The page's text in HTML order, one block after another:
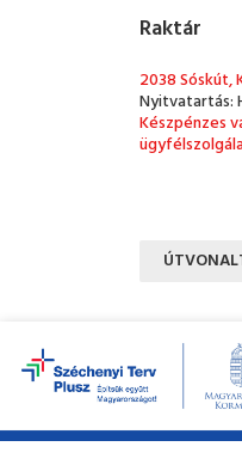
Raktár
2038 Sóskút,
Nyitvatartás:
Készpénzes
Kapacitás
Ahogy a legtöbb
A böngészés